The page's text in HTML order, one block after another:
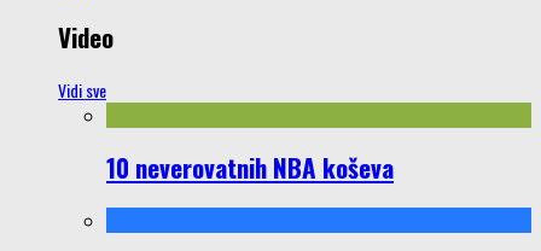
Video
Vidi sve
10 neverovatnih NBA koševa